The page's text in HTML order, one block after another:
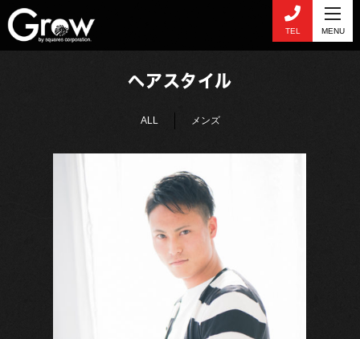
TEL MENU
ヘアスタイル
ALL メンズ